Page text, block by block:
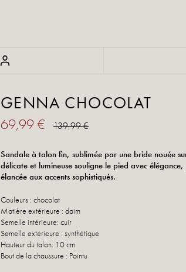
GENNA CHOCOLAT
69,99 € 139,99 €
Sandale à talon fin, sublimée par une bride nouée
délicate et lumineuse souligne le pied avec
élancée aux accents sophistiqués.
Couleurs : chocolat
Matière extérieure : daim
Semelle intérieure: cuir
Semelle extérieure : synthétique
Hauteur du talon: 10 cm
Bout de la chaussure : Pointu